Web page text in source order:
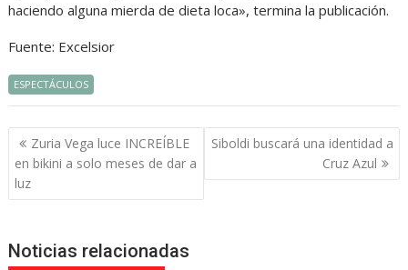
haciendo alguna mierda de dieta loca», termina la publicación.
Fuente: Excelsior
ESPECTÁCULOS
Navegación
de
entradas
Zuria Vega luce INCREÍBLE
en bikini a solo meses de dar a
luz
Siboldi buscará una identidad a
Cruz Azul
Noticias relacionadas